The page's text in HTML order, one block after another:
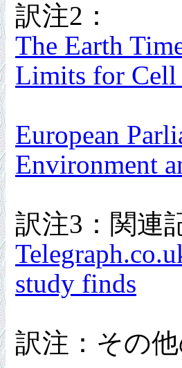
訳注2 ：
The Earth
Limits for Cell
European
Environment
訳注3 ：関連
study finds
訳注：その